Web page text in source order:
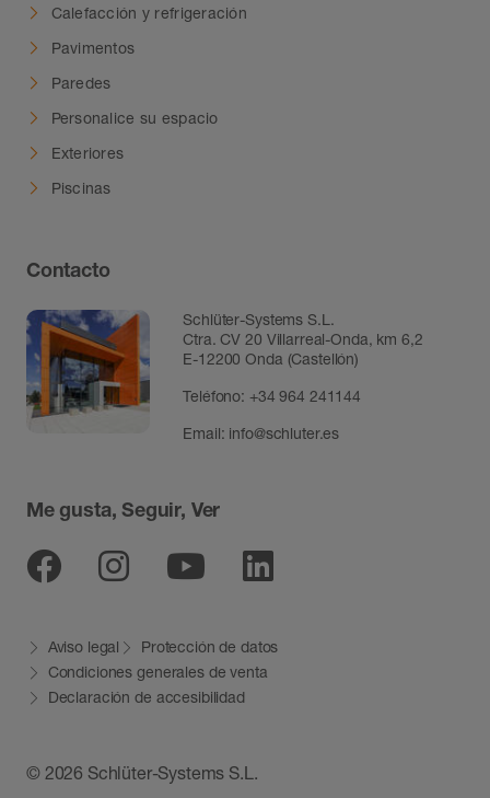
Calefacción y refrigeración
Pavimentos
Paredes
Personalice su espacio
Exteriores
Piscinas
Contacto
Schlüter-Systems S.L.
Ctra. CV 20 Villarreal-Onda, km 6,2
E-12200 Onda (Castellón)
Teléfono: +34 964 241144
Email: info@schluter.es
Me gusta, Seguir, Ver
Facebook
Instagram
YoutubeLinkedin
© 2026 Schlüter-Systems S.L.
Aviso legal
Protección de datos
Condiciones generales de venta
Declaración de accesibilidad